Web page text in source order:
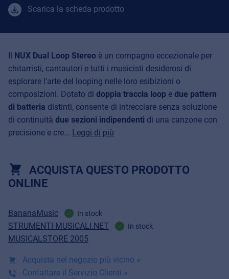
Scarica la scheda prodotto
Il NUX Dual Loop Stereo è un compagno eccezionale per
chitarristi, cantautori e tutti i musicisti desiderosi di
esplorare l'arte del looping nelle loro esibizioni o
composizioni. Dotato di doppia traccia loop e due pattern
di batteria distinti, consente di intrecciare senza soluzione
di continuità due sezioni indipendenti di una canzone con
precisione e cre... Leggi di più
ACQUISTA QUESTO PRODOTTO
ONLINE
BananaMusic In stock
STRUMENTI MUSICALI.NET In stock
MUSICALSTORE 2005
Acquista nel negozio più vicino »
Contattare il Servizio Clienti »